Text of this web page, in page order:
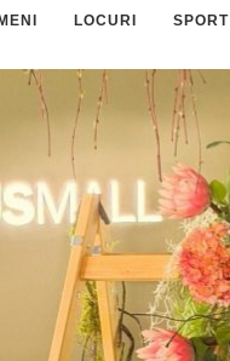
LOCURI SPORT